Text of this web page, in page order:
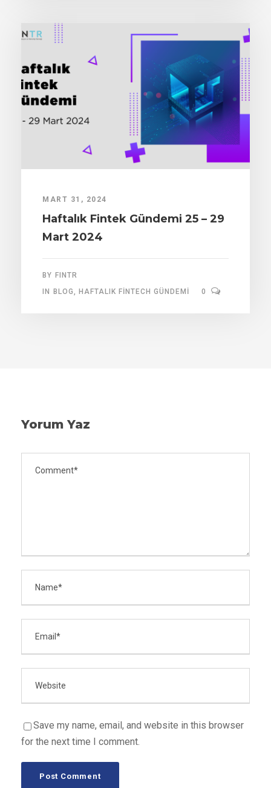
MART 31, 2024
Haftalık Fintek Gündemi 25 – 29
Mart 2024
BY FINTR
IN
BLOG, HAFTALIK FINTECH GÜNDEMI 0
Yorum Yaz
Save my name, email, and website in this browser
for the next time I comment.